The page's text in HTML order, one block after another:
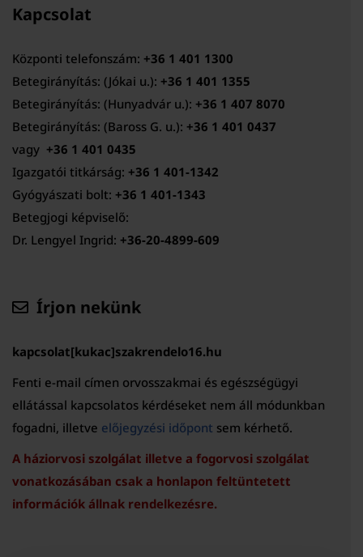
Kapcsolat
Központi telefonszám: +36 1 401 1300
Betegirányítás: (Jókai u.): +36 1 401 1355
Betegirányítás: (Hunyadvár u.): +36 1 407 8070
Betegirányítás: (Baross G. u.): +36 1 401 0437
vagy +36 1 401 0435
Igazgatói titkárság: +36 1 401-1342
Gyógyászati bolt: +36 1 401-1343
Betegjogi képviselő:
Dr. Lengyel Ingrid: +36-20-4899-609
Írjon nekünk
kapcsolat[kukac]szakrendelo16.hu
Fenti e-mail címen orvosszakmai és egészségügyi
ellátással kapcsolatos kérdéseket nem áll módunkban
fogadni, illetve előjegyzési időpont sem kérhető.
A háziorvosi szolgálat illetve a fogorvosi szolgálat
vonatkozásában csak a honlapon feltüntetett
információk állnak rendelkezésre.